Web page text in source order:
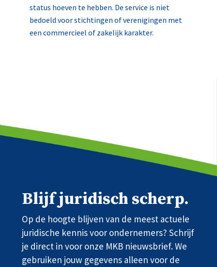
status hoeven te hebben. De service is niet
bedoeld voor stichtingen of verenigingen met
een commercieel of zakelijk karakter.
Blijf juridisch scherp.
Op de hoogte blijven van de meest actuele
juridische kennis voor ondernemers? Schrijf
je direct in voor onze MKB nieuwsbrief. We
gebruiken jouw gegevens alleen voor de